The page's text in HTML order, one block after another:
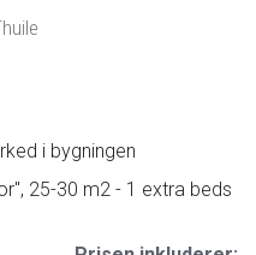
i bygningen
25-30 m2 - 1 extra beds